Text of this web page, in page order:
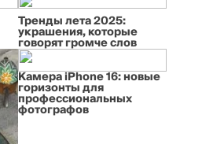
Тренды лета 2025:
украшения, которые
говорят громче слов
Камера iPhone 16: новые
горизонты для
профессиональных
фотографов